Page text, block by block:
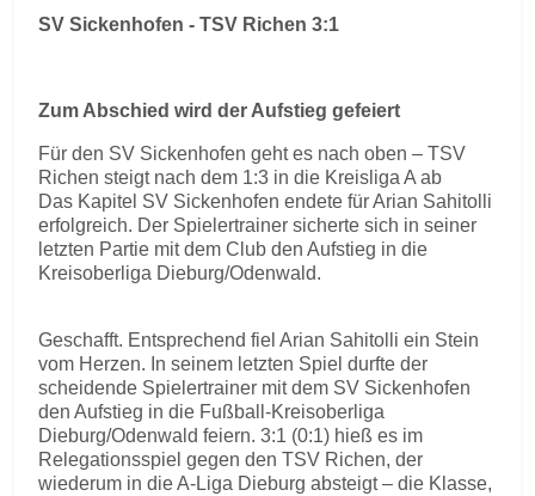
SV Sickenhofen - TSV Richen 3:1
Zum Abschied wird der Aufstieg gefeiert
Für den SV Sickenhofen geht es nach oben – TSV
Richen steigt nach dem 1:3 in die Kreisliga A ab
Das Kapitel SV Sickenhofen endete für Arian Sahitolli
erfolgreich. Der Spielertrainer sicherte sich in seiner
letzten Partie mit dem Club den Aufstieg in die
Kreisoberliga Dieburg/Odenwald.
Geschafft. Entsprechend fiel Arian Sahitolli ein Stein
vom Herzen. In seinem letzten Spiel durfte der
scheidende Spielertrainer mit dem SV Sickenhofen
den Aufstieg in die Fußball-Kreisoberliga
Dieburg/Odenwald feiern. 3:1 (0:1) hieß es im
Relegationsspiel gegen den TSV Richen, der
wiederum in die A-Liga Dieburg absteigt – die Klasse,